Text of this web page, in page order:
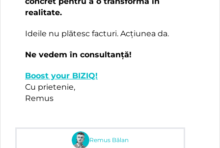
realitate.
Ideile nu plătesc facturi. Acțiunea da.
Ne vedem în consultanță!
Boost your BIZIQ!
Cu prietenie,
Remus
Remus Bălan